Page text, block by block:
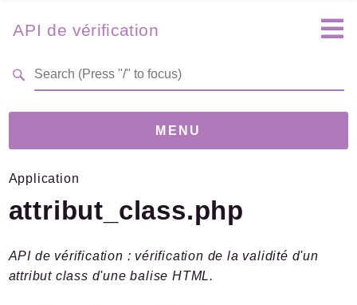
Découverte
API de vérification
MENU
Version3.9.2
Links
Documentation
Forge
Application
attribut_class.php
API de vérification : vérification de la validité d'un
attribut class d'une balise HTML.